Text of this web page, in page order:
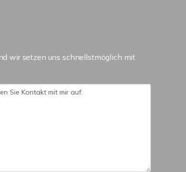
wir setzen uns schnellstmöglich mit